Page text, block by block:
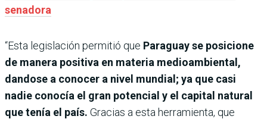
senadora
“Esta legislación permitió que Paraguay se posicione
de manera positiva en materia medioambiental,
dandose a conocer a nivel mundial; ya que casi
nadie conocía el gran potencial y el capital natural
que tenía el país. Gracias a esta herramienta, que